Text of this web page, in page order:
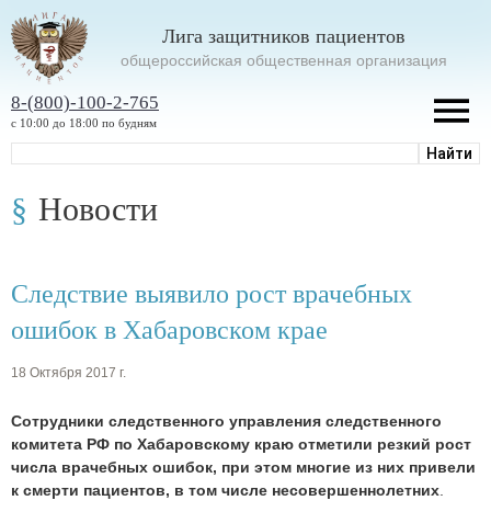
Лига защитников пациентов
oбщероссийская общественная организация
8-(800)-100-2-765
с 10:00 до 18:00 по будням
Новости
Следствие выявило рост врачебных
ошибок в Хабаровском крае
18 Октября 2017 г.
Сотрудники следственного управления следственного
комитета РФ по Хабаровскому краю отметили резкий рост
числа врачебных ошибок, при этом многие из них привели
к смерти пациентов, в том числе несовершеннолетних